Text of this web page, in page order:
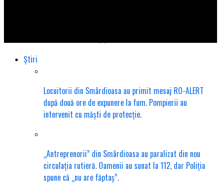
Știri
Locuitorii din Smârdioasa au primit mesaj RO-ALERT
după două ore de expunere la fum. Pompierii au
intervenit cu măști de protecție.
„Antreprenorii” din Smârdioasa au paralizat din nou
circulația rutieră. Oamenii au sunat la 112, dar Poliția
spune că „nu are făptaș”.